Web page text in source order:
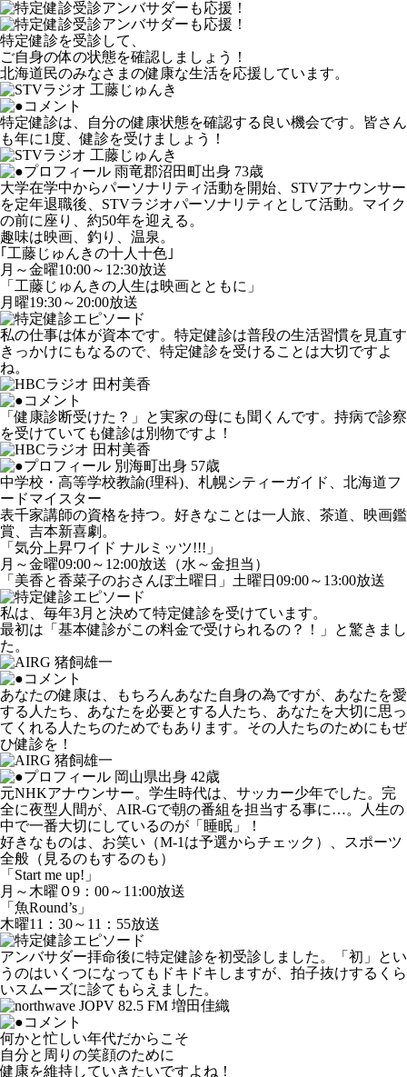
特定健診を受診して、
ご自身の体の状態を確認しましょう！
北海道民のみなさまの健康な生活を応援しています。
特定健診は、自分の健康状態を確認する良い機会です。皆さん
も年に1度、健診を受けましょう！
雨竜郡沼田町出身 73歳
大学在学中からパーソナリティ活動を開始、STVアナウンサー
を定年退職後、STVラジオパーソナリティとして活動。マイク
の前に座り、約50年を迎える。
趣味は映画、釣り、温泉。
｢工藤じゅんきの十人十色｣
月～金曜10:00～12:30放送
「工藤じゅんきの人生は映画とともに」
月曜19:30～20:00放送
私の仕事は体が資本です。特定健診は普段の生活習慣を見直す
きっかけにもなるので、特定健診を受けることは大切ですよ
ね。
「健康診断受けた？」と実家の母にも聞くんです。持病で診察
を受けていても健診は別物ですよ！
別海町出身 57歳
中学校・高等学校教諭(理科)、札幌シティーガイド、北海道フ
ードマイスター
表千家講師の資格を持つ。好きなことは一人旅、茶道、映画鑑
賞、吉本新喜劇。
「気分上昇ワイド ナルミッツ!!!」
月～金曜09:00～12:00放送（水～金担当）
「美香と香菜子のおさんぽ土曜日」土曜日09:00～13:00放送
私は、毎年3月と決めて特定健診を受けています。
最初は「基本健診がこの料金で受けられるの？！」と驚きまし
た。
あなたの健康は、もちろんあなた自身の為ですが、あなたを愛
する人たち、あなたを必要とする人たち、あなたを大切に思っ
てくれる人たちのためでもあります。その人たちのためにもぜ
ひ健診を！
岡山県出身 42歳
元NHKアナウンサー。学生時代は、サッカー少年でした。完
全に夜型人間が、AIR-Gで朝の番組を担当する事に…。人生の
中で一番大切にしているのが「睡眠」！
好きなものは、お笑い（M-1は予選からチェック）、スポーツ
全般（見るのもするのも）
「Start me up!」
月～木曜０9：00～11:00放送
「魚Round’s」
木曜11：30～11：55放送
アンバサダー拝命後に特定健診を初受診しました。「初」とい
うのはいくつになってもドキドキしますが、拍子抜けするくら
いスムーズに診てもらえました。
何かと忙しい年代だからこそ
自分と周りの笑顔のために
健康を維持していきたいですよね！